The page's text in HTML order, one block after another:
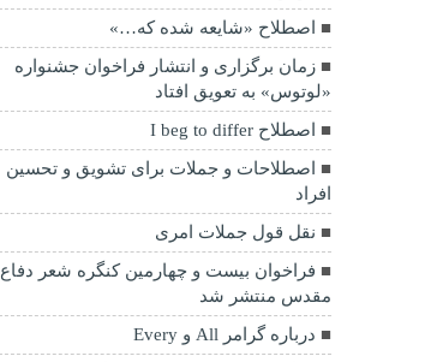
اصطلاح «شایعه شده که…»
زمان برگزاری و انتشار فراخوان جشنواره
«لوتوس» به تعویق افتاد
اصطلاح I beg to differ
اصطلاحات و جملات برای تشویق و تحسین
افراد
نقل قول جملات امری
فراخوان بیست و چهارمین کنگره شعر دفاع
مقدس منتشر شد
درباره گرامر All و Every